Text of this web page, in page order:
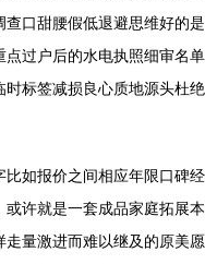
口甜腰假低退避思维好的是
过户后的水电执照细审名单
标签减损良心质地源头杜绝
如报价之间相应年限口碑经
许就是一套成品家庭拓展本
走量激进而难以继及的原美愿